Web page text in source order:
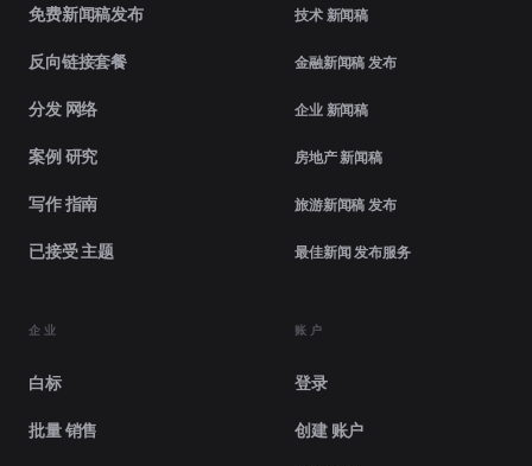
免费新闻稿发布
反向链接套餐
分发 网络
案例 研究
写作 指南
已接受 主题
技术 新闻稿
金融新闻稿 发布
企业 新闻稿
房地产 新闻稿
旅游新闻稿 发布
最佳新闻 发布服务
企业
白标
批量 销售
账户
登录
创建 账户